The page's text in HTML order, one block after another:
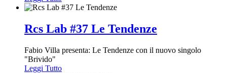
Rcs Lab #37 Le Tendenze
Fabio Villa presenta: Le Tendenze con il nuovo singolo
"Brivido"
Leggi Tutto